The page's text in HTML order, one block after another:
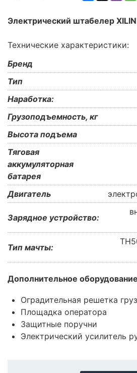
Электрический штабелер XILIN
Технические характеристики:
Бренд
Тип
Наработка:
Грузоподъемность, кг
Высота подъема
Тяговая
аккумуляторная
батарея
Двигатель
Зарядное устройство:
Тип мачты:
Дополнительное
Оградительная решетка
Площадка оператора
Защитные поручни
Электрический усилитель